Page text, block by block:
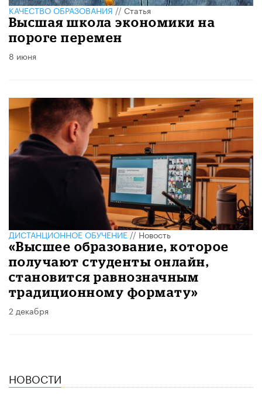
КАЧЕСТВО ОБРАЗОВАНИЯ//Статья
Высшая школа экономики на
пороге перемен
8 июня
ДИСТАНЦИОННОЕ ОБУЧЕНИЕ//Новость
«Высшее образование, которое
получают студенты онлайн,
становится равнозначным
традиционному формату»
2 декабря
НОВОСТИ